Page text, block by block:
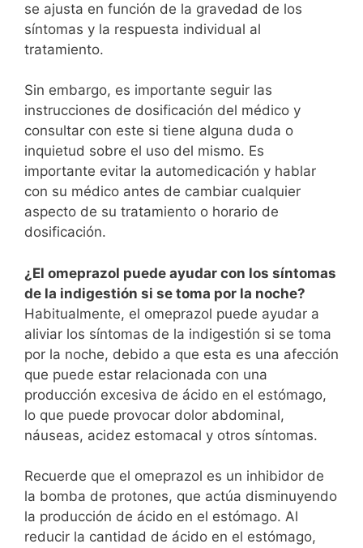
se ajusta en función de la gravedad de los
síntomas y la respuesta individual al
tratamiento.
Sin embargo, es importante seguir las
instrucciones de dosificación del médico y
consultar con este si tiene alguna duda o
inquietud sobre el uso del mismo. Es
importante evitar la automedicación y hablar
con su médico antes de cambiar cualquier
aspecto de su tratamiento o horario de
dosificación.
¿El omeprazol puede ayudar con los síntomas
de la indigestión si se toma por la noche?
Habitualmente, el omeprazol puede ayudar a
aliviar los síntomas de la indigestión si se toma
por la noche, debido a que esta es una afección
que puede estar relacionada con una
producción excesiva de ácido en el estómago,
lo que puede provocar dolor abdominal,
náuseas, acidez estomacal y otros síntomas.
Recuerde que el omeprazol es un inhibidor de
la bomba de protones, que actúa disminuyendo
la producción de ácido en el estómago. Al
reducir la cantidad de ácido en el estómago,